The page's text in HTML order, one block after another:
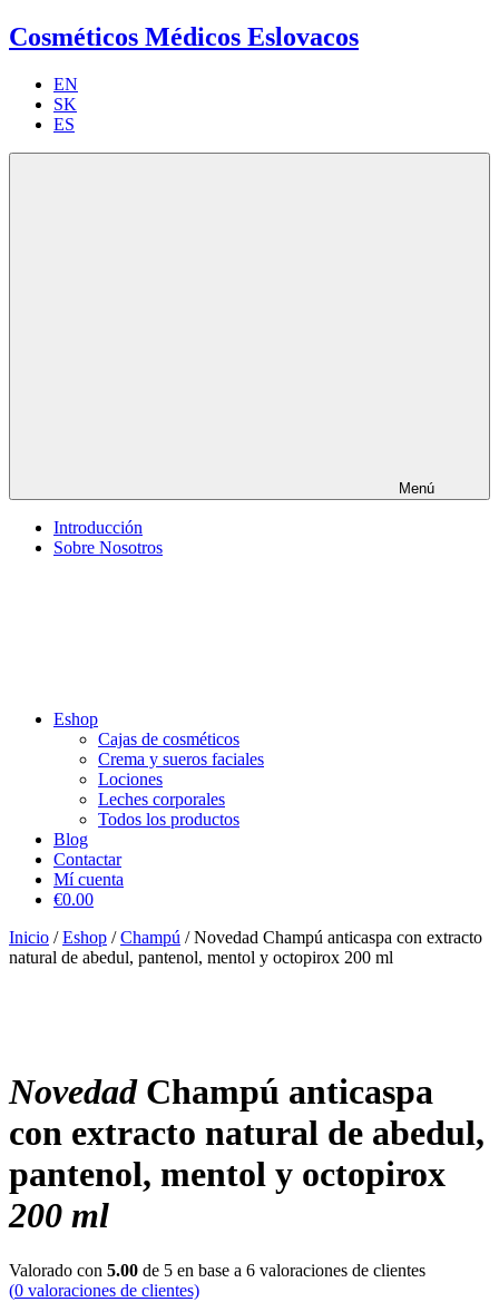
Cosméticos Médicos Eslovacos
EN
SK
ES
Menú
Introducción
Sobre Nosotros
Eshop
Cajas de cosméticos
Crema y sueros faciales
Lociones
Leches corporales
Todos los productos
Blog
Contactar
Mí cuenta
€0.00
Inicio /Eshop /Champú / Novedad Champú anticaspa con extracto
natural de abedul, pantenol, mentol y octopirox 200 ml
NovedadChampú anticaspa
con extracto natural de abedul,
pantenol, mentol y octopirox
200 ml
Valorado con 5.00 de 5 en base a 6 valoraciones de clientes
(0 valoraciones de clientes)